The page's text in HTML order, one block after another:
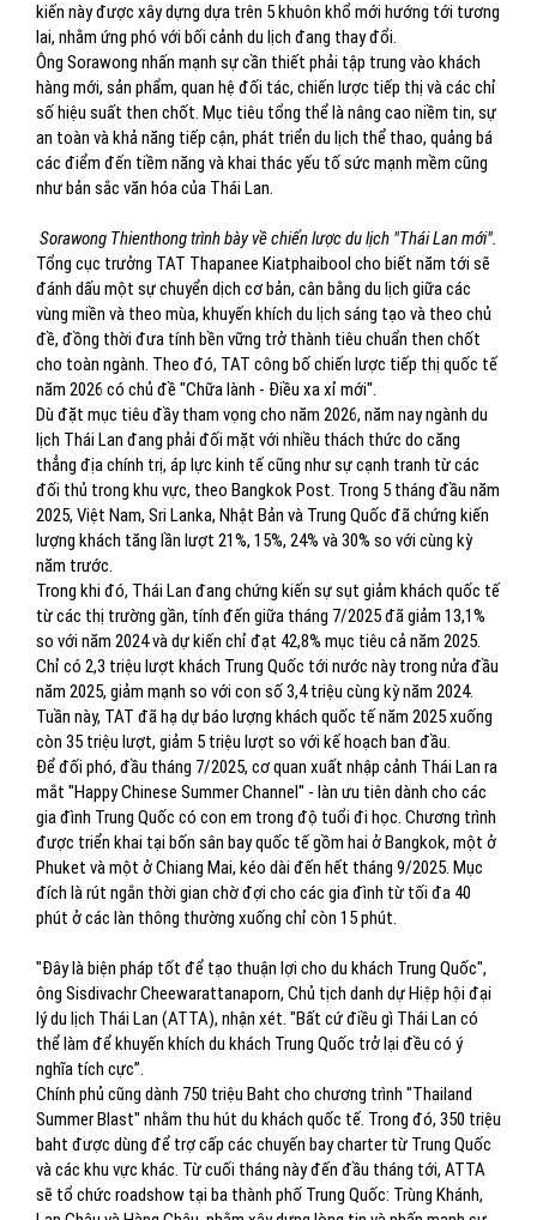
kiến này được xây dựng dựa trên 5 khuôn khổ mới hướng tới tương
lai, nhằm ứng phó với bối cảnh du lịch đang thay đổi.
Ông Sorawong nhấn mạnh sự cần thiết phải tập trung vào khách
hàng mới, sản phẩm, quan hệ đối tác, chiến lược tiếp thị và các chỉ
số hiệu suất then chốt. Mục tiêu tổng thể là nâng cao niềm tin, sự
an toàn và khả năng tiếp cận, phát triển du lịch thể thao, quảng bá
các điểm đến tiềm năng và khai thác yếu tố sức mạnh mềm cũng
như bản sắc văn hóa của Thái Lan.
Sorawong Thienthong trình bày về chiến lược du lịch "Thái Lan mới".
Tổng cục trưởng TAT Thapanee Kiatphaibool cho biết năm tới sẽ
đánh dấu một sự chuyển dịch cơ bản, cân bằng du lịch giữa các
vùng miền và theo mùa, khuyến khích du lịch sáng tạo và theo chủ
đề, đồng thời đưa tính bền vững trở thành tiêu chuẩn then chốt
cho toàn ngành. Theo đó, TAT công bố chiến lược tiếp thị quốc tế
năm 2026 có chủ đề "Chữa lành - Điều xa xỉ mới".
Dù đặt mục tiêu đầy tham vọng cho năm 2026, năm nay ngành du
lịch Thái Lan đang phải đối mặt với nhiều thách thức do căng
thẳng địa chính trị, áp lực kinh tế cũng như sự cạnh tranh từ các
đối thủ trong khu vực, theo Bangkok Post. Trong 5 tháng đầu năm
2025, Việt Nam, Sri Lanka, Nhật Bản và Trung Quốc đã chứng kiến
lượng khách tăng lần lượt 21%, 15%, 24% và 30% so với cùng kỳ
năm trước.
Trong khi đó, Thái Lan đang chứng kiến sự sụt giảm khách quốc tế
từ các thị trường gần, tính đến giữa tháng 7/2025 đã giảm 13,1%
so với năm 2024 và dự kiến chỉ đạt 42,8% mục tiêu cả năm 2025.
Chỉ có 2,3 triệu lượt khách Trung Quốc tới nước này trong nửa đầu
năm 2025, giảm mạnh so với con số 3,4 triệu cùng kỳ năm 2024.
Tuần này, TAT đã hạ dự báo lượng khách quốc tế năm 2025 xuống
còn 35 triệu lượt, giảm 5 triệu lượt so với kế hoạch ban đầu.
Để đối phó, đầu tháng 7/2025, cơ quan xuất nhập cảnh Thái Lan ra
mắt "Happy Chinese Summer Channel" - làn ưu tiên dành cho các
gia đình Trung Quốc có con em trong độ tuổi đi học. Chương trình
được triển khai tại bốn sân bay quốc tế gồm hai ở Bangkok, một ở
Phuket và một ở Chiang Mai, kéo dài đến hết tháng 9/2025. Mục
đích là rút ngắn thời gian chờ đợi cho các gia đình từ tối đa 40
phút ở các làn thông thường xuống chỉ còn 15 phút.
"Đây là biện pháp tốt để tạo thuận lợi cho du khách Trung Quốc",
ông Sisdivachr Cheewarattanaporn, Chủ tịch danh dự Hiệp hội đại
lý du lịch Thái Lan (ATTA), nhận xét. "Bất cứ điều gì Thái Lan có
thể làm để khuyến khích du khách Trung Quốc trở lại đều có ý
nghĩa tích cực”.
Chính phủ cũng dành 750 triệu Baht cho chương trình "Thailand
Summer Blast" nhằm thu hút du khách quốc tế. Trong đó, 350 triệu
baht được dùng để trợ cấp các chuyến bay charter từ Trung Quốc
và các khu vực khác. Từ cuối tháng này đến đầu tháng tới, ATTA
sẽ tổ chức roadshow tại ba thành phố Trung Quốc: Trùng Khánh,